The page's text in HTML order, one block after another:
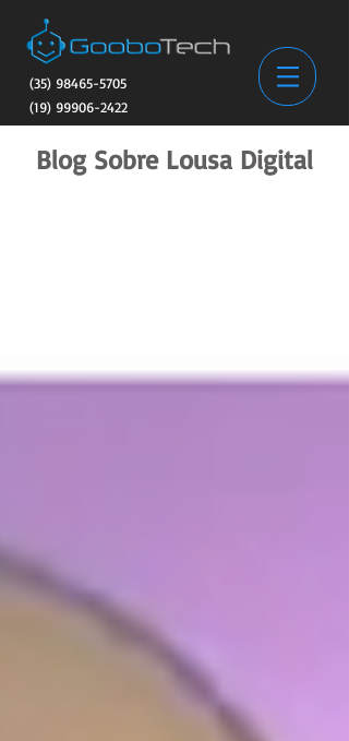
(35) 98465-5705
(19) 99906-2422
Blog Sobre Lousa Digital